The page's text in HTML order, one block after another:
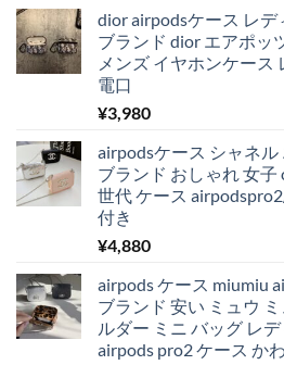
dior airpodsケース レデ
ブランド dior エアポッ
メンズ イヤホンケース
電口
¥3,980
airpodsケース シャネル
ブランド おしゃれ 女子
世代 ケース
付き
¥4,880
airpods ケース miumiu
ブランド 安い ミュウ
ルダー ミニ バッグ レ
airpods pro2 ケース か